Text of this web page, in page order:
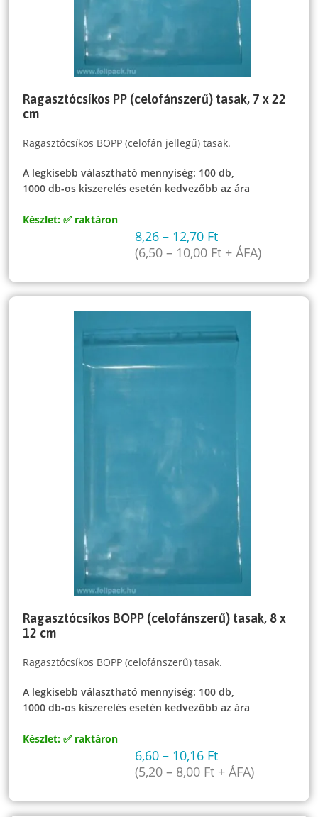
Ragasztócsíkos PP (celofánszerű) tasak, 7 x 22
cm
Ragasztócsíkos BOPP (celofán jellegű) tasak.
A legkisebb választható mennyiség: 100 db,
1000 db-os kiszerelés esetén kedvezőbb az ára
Készlet: ✅ raktáron
8,26 – 12,70 Ft
(6,50 – 10,00 Ft+ ÁFA)
Ragasztócsíkos BOPP (celofánszerű) tasak, 8 x
12 cm
Ragasztócsíkos BOPP (celofánszerű) tasak.
A legkisebb választható mennyiség: 100 db,
1000 db-os kiszerelés esetén kedvezőbb az ára
Készlet: ✅ raktáron
6,60 – 10,16 Ft
(5,20 – 8,00 Ft+ ÁFA)